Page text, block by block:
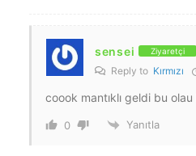
sensei Ziyaretçi
Reply to Kırmızı
coook mantıklı geldi bu
0 Yanıtla